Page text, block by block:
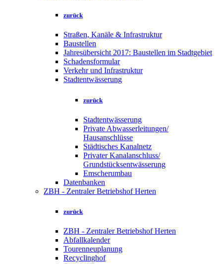
zurück
Straßen, Kanäle & Infrastruktur
Baustellen
Jahresübersicht 2017: Baustellen im Stadtgebiet
Schadensformular
Verkehr und Infrastruktur
Stadtentwässerung
zurück
Stadtentwässerung
Private Abwasserleitungen/
Hausanschlüsse
Städtisches Kanalnetz
Privater Kanalanschluss/
Grundstücksentwässerung
Emscherumbau
Datenbanken
ZBH - Zentraler Betriebshof Herten
zurück
ZBH - Zentraler Betriebshof Herten
Abfallkalender
Tourenneuplanung
Recyclinghof